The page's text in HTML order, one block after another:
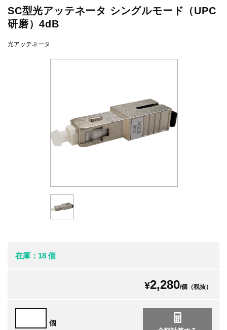
SC型光アッテネータ シングルモード（UPC
研磨）4dB
光アッテネータ
在庫：18 個
¥2,280/個（税抜）
個